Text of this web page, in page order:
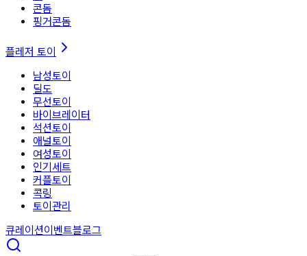
콘돔
핑거콘돔
플레저 토이
남성토이
딜도
무선토이
바이브레이터
석션토이
애널토이
여성토이
인기세트
커플토이
콕링
토이관리
큐레이션이벤트블로그